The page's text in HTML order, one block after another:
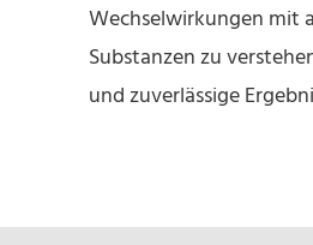
Wechselwirkungen mit
Substanzen zu
und zuverlässige